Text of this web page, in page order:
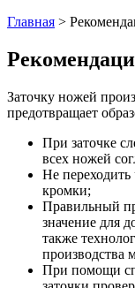
Главная >
Заточку ножей
предотвращает
При заточке
всех ножей
Не
кромки;
Правильный
значение для
также
производства
При помощи